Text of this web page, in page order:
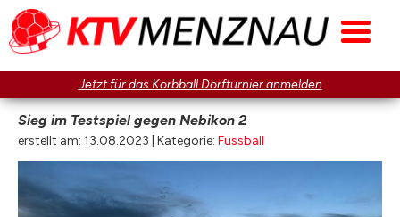
Jetzt für das Korbball Dorfturnier anmelden
Sieg im Testspiel gegen Nebikon 2
erstellt am: 13.08.2023 | Kategorie: Fussball